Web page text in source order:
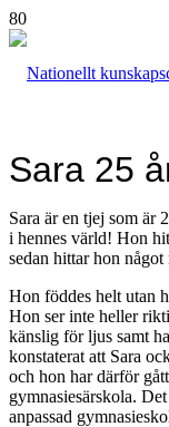
Sara 25
Sara är en tjej som är
i hennes värld! Hon
sedan hittar hon
Hon föddes helt utan
Hon ser inte heller
känslig för ljus samt
konstaterat att Sara
och hon har därför
gymnasiesärskola.
anpassad